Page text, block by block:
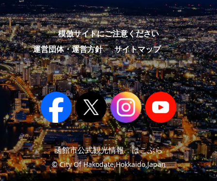
模倣サイトにご注意ください
運営団体・運営方針
サイトマップ
函館市公式観光情報 はこぶら
© City Of Hakodate,Hokkaido,Japan